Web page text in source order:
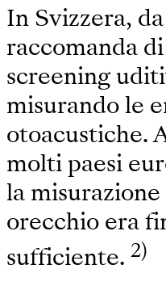
In Svizzera,
raccomanda
screening
misurando le
otoacustiche.
molti paesi
la misurazione
orecchio era
sufficiente. 2)